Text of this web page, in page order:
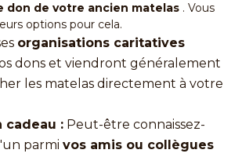
don de votre ancien matelas . Vous
options pour cela.
organisations caritatives
dons et viendront généralement
les matelas directement à votre
cadeau : Peut-être connaissez-
parmi vos amis ou collègues